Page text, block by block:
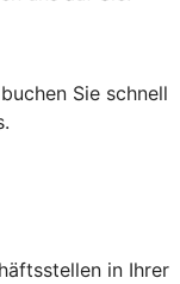
Sie schnell
in Ihrer